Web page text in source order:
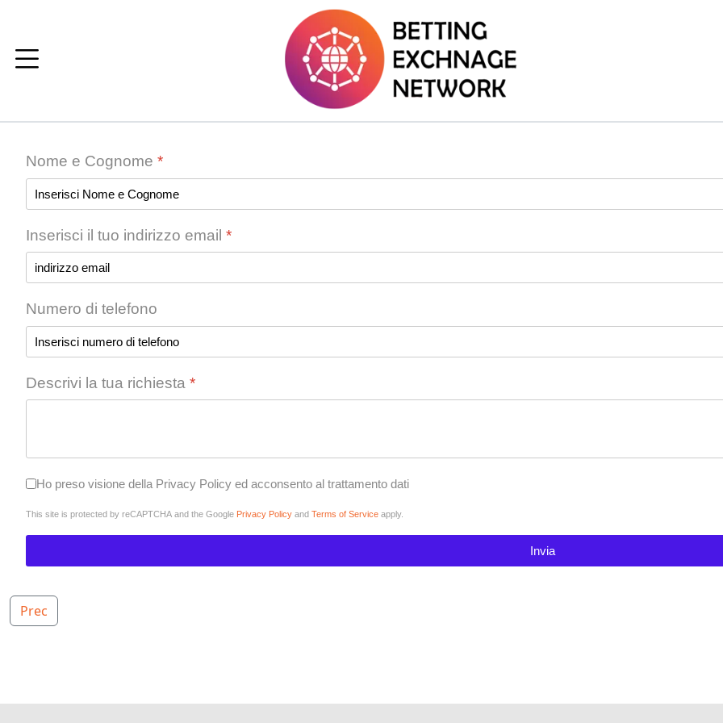
Nome e Cognome *
Inserisci il tuo indirizzo email *
Numero di telefono
Descrivi la tua richiesta *
Ho preso visione della Privacy Policy ed acconsento al trattamento dati
reCAPTCHA*
This site is protected by reCAPTCHA and the Google Privacy Policy and Terms of Service apply.
Invia
Articolo precedente: Cookie Policy
Prec